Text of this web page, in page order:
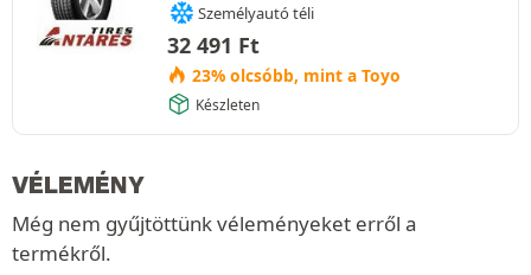
Személyautó téli
32 491 Ft
23% olcsóbb, mint a Toyo
Készleten
VÉLEMÉNY
Még nem gyűjtöttünk véleményeket erről a
termékről.